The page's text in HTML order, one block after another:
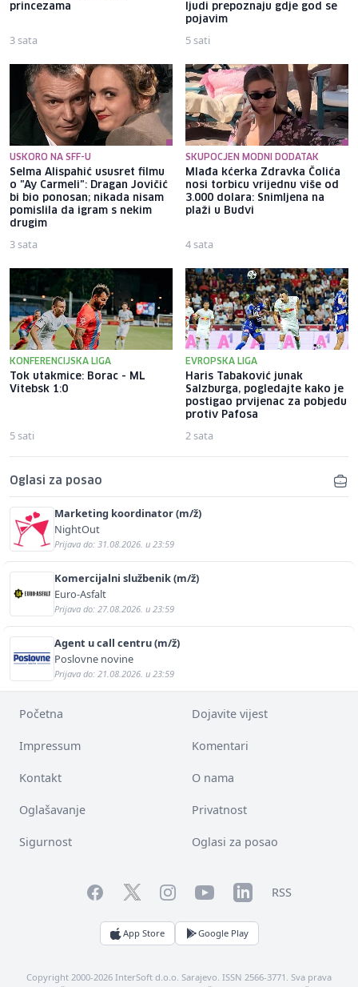
princezama
3 sata
ljudi prepoznaju gdje god se
pojavim
5 sati
USKORO NA SFF-U
Selma Alispahić ususret filmu
o "Ay Carmeli": Dragan Jovičić
bi bio ponosan; nikada nisam
pomislila da igram s nekim
drugim
3 sata
SKUPOCJEN MODNI DODATAK
Mlađa kćerka Zdravka Čolića
nosi torbicu vrijednu više od
3.000 dolara: Snimljena na
plaži u Budvi
4 sata
KONFERENCIJSKA LIGA
Tok utakmice: Borac - ML
Vitebsk 1:0
5 sati
EVROPSKA LIGA
Haris Tabaković junak
Salzburga, pogledajte kako je
postigao prvijenac za pobjedu
protiv Pafosa
2 sata
Oglasi za posao
Marketing koordinator (m/ž)
NightOut
Prijava do: 31.08.2026. u 23:59
Komercijalni službenik (m/ž)
Euro-Asfalt
Prijava do: 27.08.2026. u 23:59
Agent u call centru (m/ž)
Poslovne novine
Prijava do: 21.08.2026. u 23:59
Početna Dojavite vijest
Impressum Komentari
Kontakt O nama
Oglašavanje Privatnost
Sigurnost Oglasi za posao
FacebookTwitterInstagramYouTubeLinkedInRSS
App Store Google Play
Copyright 2000-2026 InterSoft d.o.o. Sarajevo. ISSN 2566-3771. Sva prava